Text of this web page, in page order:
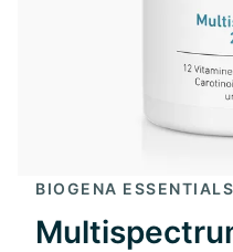
BIOGENA ESSENTIALS